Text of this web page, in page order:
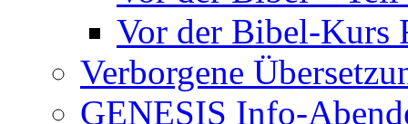
Vor der Bibel-Kurs
Verborgene
GENESIS Info-